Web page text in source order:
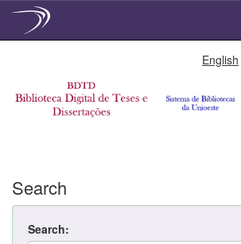
English
Search
Search: